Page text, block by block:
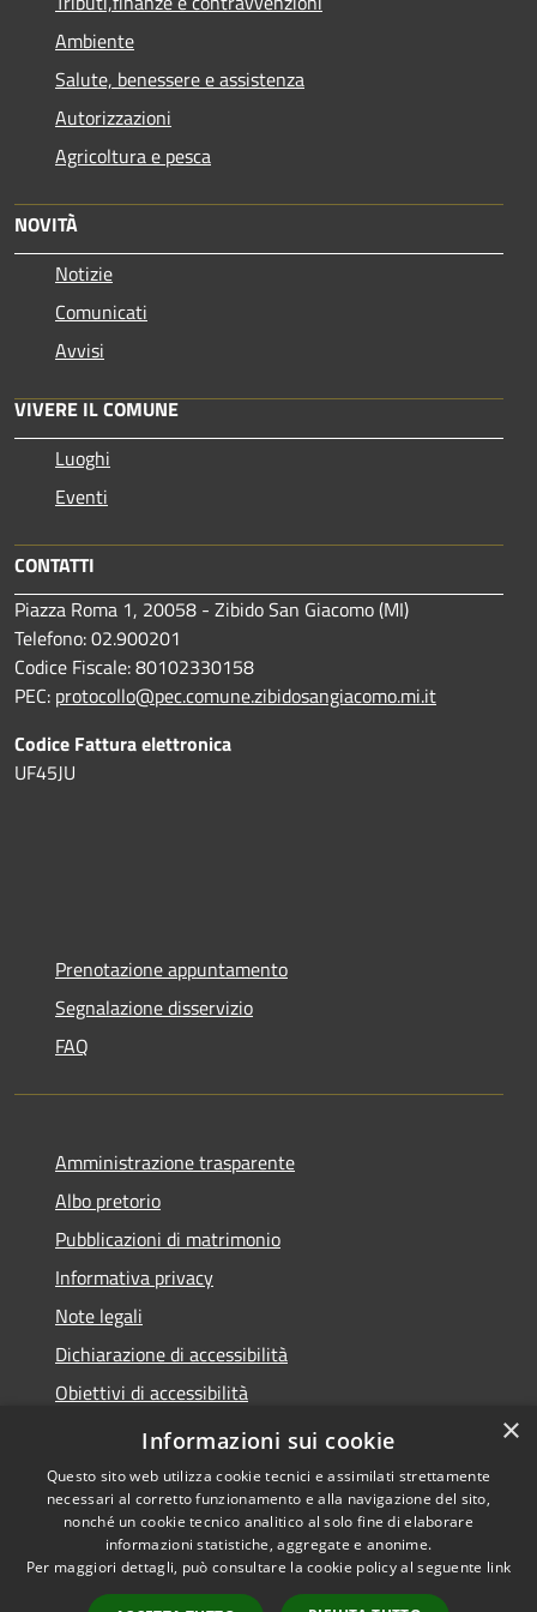
Ambiente
Salute, benessere e assistenza
Autorizzazioni
Agricoltura e pesca
NOVITÀ
Notizie
Comunicati
Avvisi
VIVERE IL COMUNE
Luoghi
Eventi
CONTATTI
Piazza Roma 1, 20058 - Zibido San Giacomo (MI)
Telefono: 02.900201
Codice Fiscale: 80102330158
PEC: protocollo@pec.comune.zibidosangiacomo.mi.it
Codice Fattura elettronica
UF45JU
Prenotazione appuntamento
Segnalazione disservizio
FAQ
Amministrazione trasparente
Albo pretorio
Pubblicazioni di matrimonio
Informativa privacy
Note legali
Dichiarazione di accessibilità
Obiettivi di accessibilità
Whistleblowing
Accessibilità
Copyright © 2026 • Comune di
Zibido San Giacomo • Powered
×
Informazioni sui cookie
Questo sito web utilizza cookie tecnici e assimilati strettamente
necessari al corretto funzionamento e alla navigazione del sito,
nonché un cookie tecnico analitico al solo fine di elaborare
informazioni statistiche, aggregate e anonime.
Per maggiori dettagli, può consultare la cookie policy al seguente link